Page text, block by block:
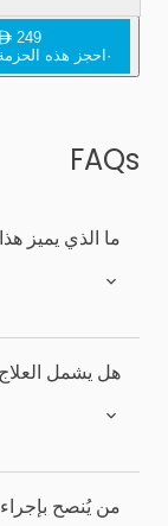
249
· احجز هذه
FAQs
ما الذي يميز
هل يشمل
من يُنصح